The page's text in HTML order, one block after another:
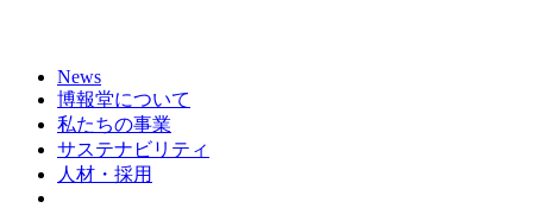
News
博報堂について
私たちの事業
サステナビリティ
人材・採用